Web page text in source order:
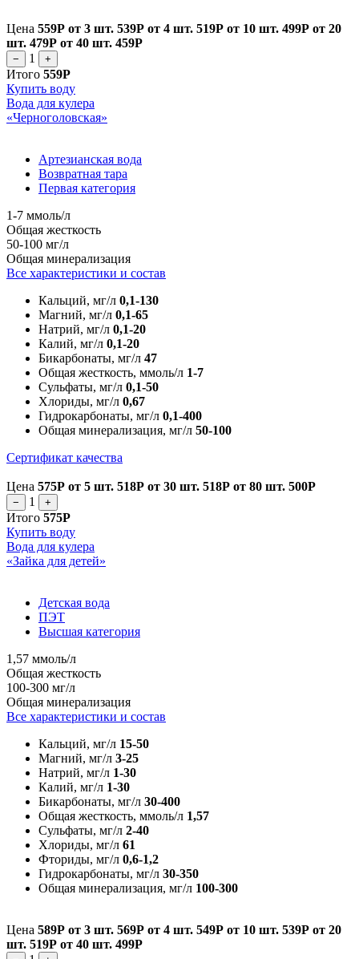
Цена 559Р от 3 шт. 539Р от 4 шт. 519Р от 10 шт. 499Р от 20
шт. 479Р от 40 шт. 459Р
− 1 +
Итого 559Р
Купить воду
Вода для кулера
«Черноголовская»
Артезианская вода
Возвратная тара
Первая категория
1-7 ммоль/л
Общая жесткость
50-100 мг/л
Общая минерализация
Все характеристики и состав
Кальций, мг/л 0,1-130
Магний, мг/л 0,1-65
Натрий, мг/л 0,1-20
Калий, мг/л 0,1-20
Бикарбонаты, мг/л 47
Общая жесткость, ммоль/л 1-7
Сульфаты, мг/л 0,1-50
Хлориды, мг/л 0,67
Гидрокарбонаты, мг/л 0,1-400
Общая минерализация, мг/л 50-100
Сертификат качества
Цена 575Р от 5 шт. 518Р от 30 шт. 518Р от 80 шт. 500Р
− 1 +
Итого 575Р
Купить воду
Вода для кулера
«Зайка для детей»
Детская вода
ПЭТ
Высшая категория
1,57 ммоль/л
Общая жесткость
100-300 мг/л
Общая минерализация
Все характеристики и состав
Кальций, мг/л 15-50
Магний, мг/л 3-25
Натрий, мг/л 1-30
Калий, мг/л 1-30
Бикарбонаты, мг/л 30-400
Общая жесткость, ммоль/л 1,57
Сульфаты, мг/л 2-40
Хлориды, мг/л 61
Фториды, мг/л 0,6-1,2
Гидрокарбонаты, мг/л 30-350
Общая минерализация, мг/л 100-300
Цена 589Р от 3 шт. 569Р от 4 шт. 549Р от 10 шт. 539Р от 20
шт. 519Р от 40 шт. 499Р